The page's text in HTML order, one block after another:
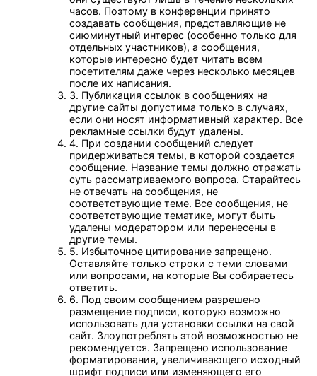
часов. Поэтому в конференции принято
создавать сообщения, представляющие не
сиюминутный интерес (особенно только для
отдельных участников), а сообщения,
которые интересно будет читать всем
посетителям даже через несколько месяцев
после их написания.
3. Публикация ссылок в сообщениях на
другие сайты допустима только в случаях,
если они носят информативный характер. Все
рекламные ссылки будут удалены.
4. При создании сообщений следует
придерживаться темы, в которой создается
сообщение. Название темы должно отражать
суть рассматриваемого вопроса. Старайтесь
не отвечать на сообщения, не
соответствующие теме. Все сообщения, не
соответствующие тематике, могут быть
удалены модератором или перенесены в
другие темы.
5. Избыточное цитирование запрещено.
Оставляйте только строки с теми словами
или вопросами, на которые Вы собираетесь
ответить.
6. Под своим сообщением разрешено
размещение подписи, которую возможно
использовать для установки ссылки на свой
сайт. Злоупотреблять этой возможностью не
рекомендуется. Запрещено использование
форматирования, увеличивающего исходный
шрифт подписи или изменяющего его